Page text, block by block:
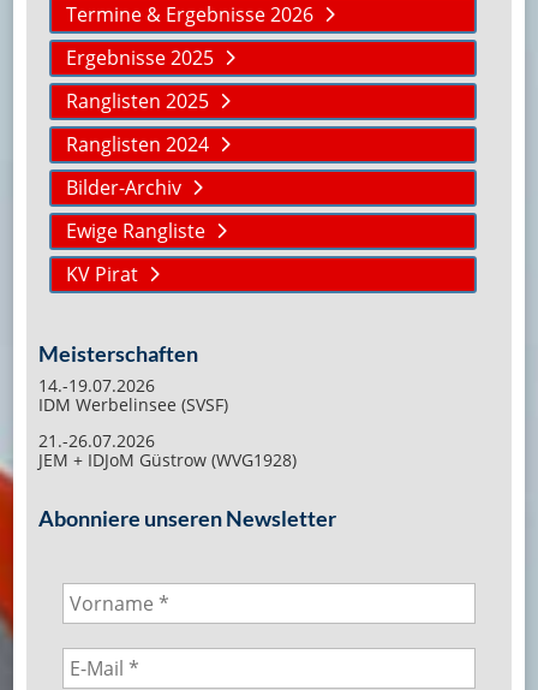
Termine & Ergebnisse 2026
Ergebnisse 2025
Ranglisten 2025
Ranglisten 2024
Bilder-Archiv
Ewige Rangliste
KV Pirat
Meisterschaften
14.-19.07.2026
IDM Werbelinsee (SVSF)
21.-26.07.2026
JEM + IDJoM Güstrow (WVG1928)
Abonniere unseren Newsletter